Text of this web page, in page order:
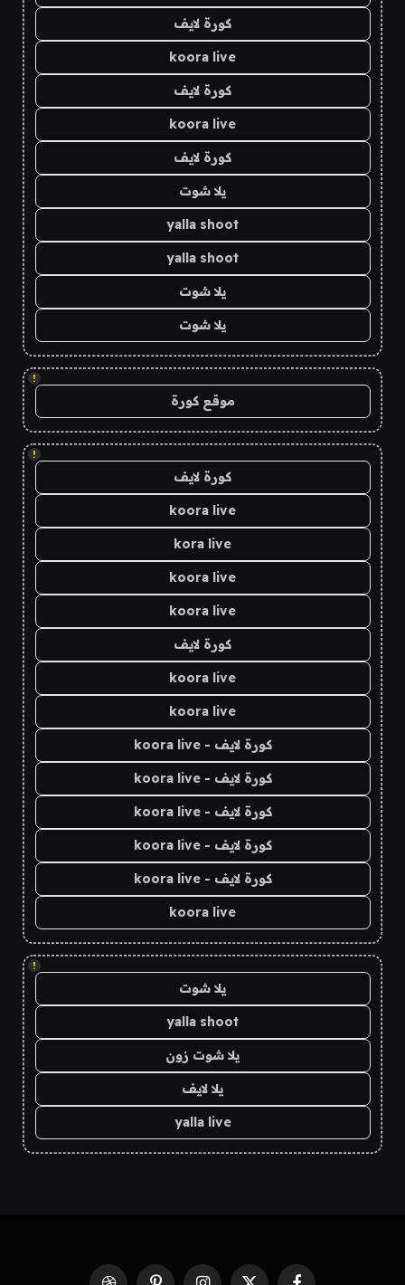
كورة لايف
koora live
كورة لايف
koora live
كورة لايف
يلا شوت
yalla shoot
yalla shoot
يلا شوت
يلا شوت
!
موقع كورة
!
كورة لايف
koora live
kora live
koora live
koora live
كورة لايف
koora live
koora live
كورة لايف - koora live
كورة لايف - koora live
كورة لايف - koora live
كورة لايف - koora live
كورة لايف - koora live
koora live
!
يلا شوت
yalla shoot
يلا شوت زون
يلا لايف
yalla live